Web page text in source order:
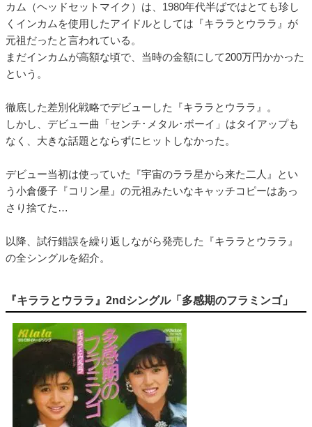
カム（ヘッドセットマイク）は、1980年代半ばではとても珍し
くインカムを使用したアイドルとしては『キララとウララ』が
元祖だったと言われている。
まだインカムが高額な頃で、当時の金額にして200万円かかった
という。
徹底した差別化戦略でデビューした『キララとウララ』。
しかし、デビュー曲「センチ･メタル･ボーイ」はタイアップも
なく、大きな話題とならずにヒットしなかった。
デビュー当初は使っていた『宇宙のララ星から来た二人』とい
う小倉優子『コリン星』の元祖みたいなキャッチコピーはあっ
さり捨てた…
以降、試行錯誤を繰り返しながら発売した『キララとウララ』
の全シングルを紹介。
『キララとウララ』2ndシングル「多感期のフラミンゴ」